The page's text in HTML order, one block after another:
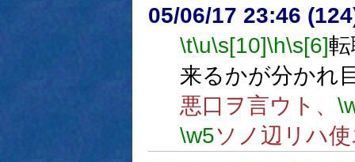
05/06/17 23:46
\t\u\s[10]\h\s[6]
来るかが分かれ
悪口ヲ言ウト、
\w5ソノ辺リハ